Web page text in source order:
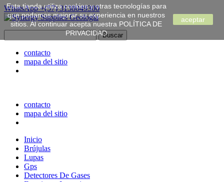
WhatsApp +(57) 3138049300
contacto
mapa del sitio
contacto
mapa del sitio
Inicio
Brújulas
Lupas
Gps
Detectores De Gases
Esta tienda utiliza cookies y otras tecnologías para
que podamos mejorar su experiencia en nuestros
sitios. Al continuar acepta nuestra POLÍTICA DE
PRIVACIDAD
aceptar